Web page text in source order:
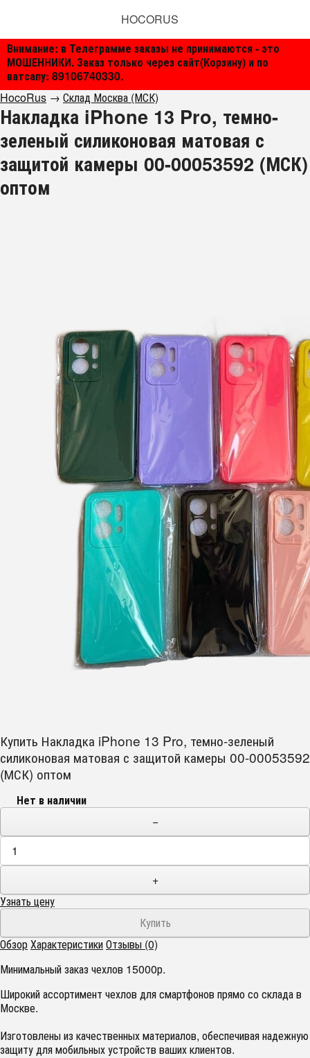
Внимание: в Телеграмме заказы не принимаются - это
МОШЕННИКИ. Заказ только через сайт(Корзину) и по
ватсапу: 89106740330.
HOCORUS
HocoRus → Склад Москва (МСК)
Накладка iPhone 13 Pro, темно-
зеленый силиконовая матовая с
защитой камеры 00-00053592 (МСК)
оптом
Купить Накладка iPhone 13 Pro, темно-зеленый
силиконовая матовая с защитой камеры 00-00053592
(МСК) оптом
Нет в наличии
−
+
Узнать цену
ОбзорХарактеристикиОтзывы (0)
Минимальный заказ чехлов 15000р.
Широкий ассортимент чехлов для смартфонов прямо со склада в
Москве.
Изготовлены из качественных материалов, обеспечивая надежную
защиту для мобильных устройств ваших клиентов.